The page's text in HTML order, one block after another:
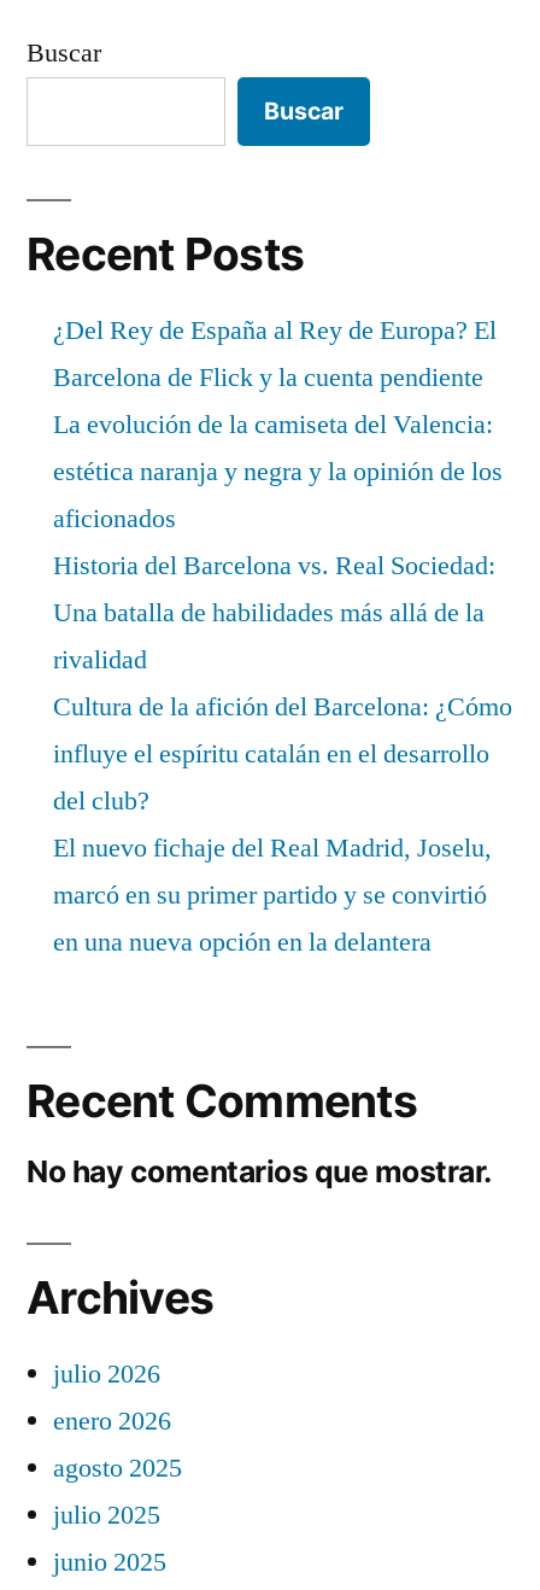
Buscar
Buscar
Recent Posts
¿Del Rey de España al Rey de Europa? El
Barcelona de Flick y la cuenta pendiente
La evolución de la camiseta del Valencia:
estética naranja y negra y la opinión de los
aficionados
Historia del Barcelona vs. Real Sociedad:
Una batalla de habilidades más allá de la
rivalidad
Cultura de la afición del Barcelona: ¿Cómo
influye el espíritu catalán en el desarrollo
del club?
El nuevo fichaje del Real Madrid, Joselu,
marcó en su primer partido y se convirtió
en una nueva opción en la delantera
Recent Comments
No hay comentarios que mostrar.
Archives
julio 2026
enero 2026
agosto 2025
julio 2025
junio 2025